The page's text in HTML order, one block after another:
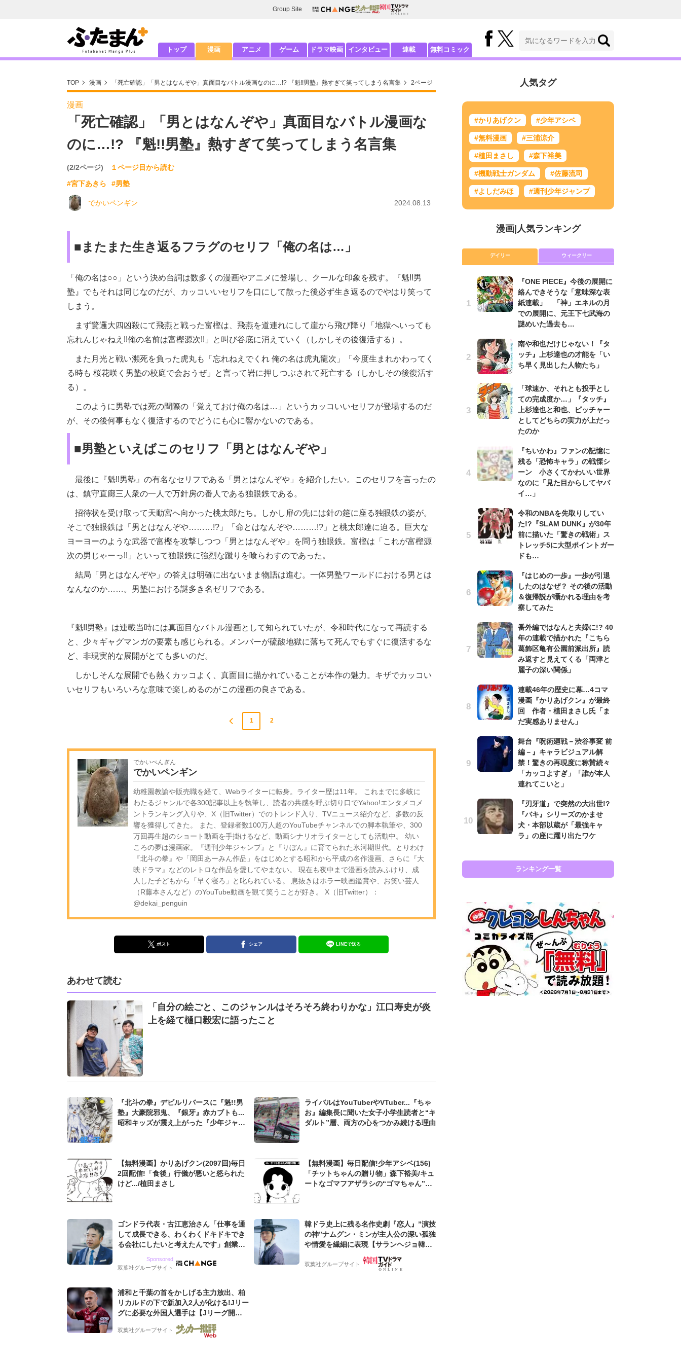
Group Site
トップ 漫画 アニメ ゲーム ドラマ映画 インタビュー 連載 無料コミック
TOP 漫画 「死亡確認」「男とはなんぞや」真面目なバトル漫画なのに…!? 『魁!!男塾』熱すぎて笑ってしまう名言集 2ページ
漫画
「死亡確認」「男とはなんぞや」真面目なバトル漫画な
のに…!? 『魁!!男塾』熱すぎて笑ってしまう名言集
(2/2ページ)
１ページ目から読む
#宮下あきら
#男塾
でかいペンギン 2024.08.13
■またまた生き返るフラグのセリフ「俺の名は…」
「俺の名は○○」という決め台詞は数多くの漫画やアニメに登場し、クールな印象を残す。『魁!!男
塾』でもそれは同じなのだが、カッコいいセリフを口にして散った後必ず生き返るのでやはり笑って
しまう。
まず驚邏大四凶殺にて飛燕と戦った富樫は、飛燕を道連れにして崖から飛び降り「地獄へいっても
忘れんじゃねえ!!俺の名前は富樫源次!!」と叫び谷底に消えていく（しかしその後復活する）。
また月光と戦い瀕死を負った虎丸も「忘れねえでくれ 俺の名は虎丸龍次」「今度生まれかわってく
る時も 桜花咲く男塾の校庭で会おうぜ」と言って岩に押しつぶされて死亡する（しかしその後復活す
る）。
このように男塾では死の間際の「覚えておけ俺の名は…」というカッコいいセリフが登場するのだ
が、その後何事もなく復活するのでどうにも心に響かないのである。
■男塾といえばこのセリフ「男とはなんぞや」
最後に『魁!!男塾』の有名なセリフである「男とはなんぞや」を紹介したい。このセリフを言ったの
は、鎮守直廊三人衆の一人で万針房の番人である独眼鉄である。
招待状を受け取って天動宮へ向かった桃太郎たち。しかし扉の先には針の筵に座る独眼鉄の姿が。
そこで独眼鉄は「男とはなんぞや………!?」「命とはなんぞや………!?」と桃太郎達に迫る。巨大な
ヨーヨーのような武器で富樫を攻撃しつつ「男とはなんぞや」を問う独眼鉄。富樫は「これが富樫源
次の男じゃーっ!!」といって独眼鉄に強烈な蹴りを喰らわすのであった。
結局「男とはなんぞや」の答えは明確に出ないまま物語は進む。一体男塾ワールドにおける男とは
なんなのか……。男塾における謎多き名ゼリフである。
『魁!!男塾』は連載当時には真面目なバトル漫画として知られていたが、令和時代になって再読する
と、少々ギャグマンガの要素も感じられる。メンバーが硫酸地獄に落ちて死んでもすぐに復活するな
ど、非現実的な展開がとても多いのだ。
しかしそんな展開でも熱くカッコよく、真面目に描かれていることが本作の魅力。キザでカッコい
いセリフもいろいろな意味で楽しめるのがこの漫画の良さである。
1 2
でかいぺんぎん
でかいペンギン
幼稚園教諭や販売職を経て、Webライターに転身。ライター歴は11年。 これまでに多岐に
わたるジャンルで各300記事以上を執筆し、読者の共感を呼ぶ切り口でYahoo!エンタメコメ
ントランキング入りや、X（旧Twitter）でのトレンド入り、TVニュース紹介など、多数の反
響を獲得してきた。 また、登録者数100万人超のYouTubeチャンネルでの脚本執筆や、300
万回再生超のショート動画を手掛けるなど、動画シナリオライターとしても活動中。 幼い
ころの夢は漫画家。『週刊少年ジャンプ』と『りぼん』に育てられた氷河期世代。とりわけ
『北斗の拳』や「岡田あーみん作品」をはじめとする昭和から平成の名作漫画、さらに『大
映ドラマ』などのレトロな作品を愛してやまない。 現在も夜中まで漫画を読みふけり、成
人した子どもから「早く寝ろ」と叱られている。 息抜きはホラー映画鑑賞や、お笑い芸人
（R藤本さんなど）のYouTube動画を観て笑うことが好き。 X（旧Twitter）：
@dekai_penguin
ポスト シェア LINEで送る
あわせて読む
「自分の絵ごと、このジャンルはそろそろ終わりかな」江口寿史が炎
上を経て樋口毅宏に語ったこと
『北斗の拳』デビルリバースに『魁!!男
塾』大豪院邪鬼、『銀牙』赤カブトも...
昭和キッズが震え上がった『少年ジャン
ライバルはYouTuberやVTuber...『ちゃ
お』編集長に聞いた女子小学生読者と“キ
ダルト”層、両方の心をつかみ続ける理由
【無料漫画】かりあげクン(2097回)毎日
2回配信!「食後」行儀が悪いと怒られた
けど.../植田まさし
【無料漫画】毎日配信!少年アシベ(156)
「チットちゃんの贈り物」森下裕美/キュ
ートなゴマフアザラシの“ゴマちゃん”を
ゴンドラ代表・古江恵治さん「仕事を通
して成長できる、わくわくドキドキでき
る会社にしたいと考えたんです」創業来
グ会社のアイデンティティ
Sponsored
双葉社グループサイト
韓ドラ史上に残る名作史劇『恋人』”演技
の神”ナムグン・ミンが主人公の深い孤独
や情愛を繊細に表現【サランヘジョ韓ド
双葉社グループサイト
浦和と千葉の首をかしげる主力放出、柏
リカルドの下で新加入2人が化ける!Jリー
グに必要な外国人選手は【Jリーグ開幕
「初めての秋春制」の大激論】(4)
双葉社グループサイト
人気タグ
#かりあげクン #少年アシベ
#無料漫画 #三浦涼介
#植田まさし #森下裕美
#機動戦士ガンダム #佐藤流司
#よしだみほ #週刊少年ジャンプ
漫画| 人気ランキング
デイリー ウィークリー
『ONE PIECE』今後の展開に
絡んできそうな「意味深な表
紙連載」 「神」エネルの月
での展開に、元王下七武海の
謎めいた過去も…
南や和也だけじゃない！『タ
ッチ』上杉達也の才能を「い
ち早く見出した人物たち」
「球速か、それとも投手とし
ての完成度か…」『タッチ』
上杉達也と和也、ピッチャー
としてどちらの実力が上だっ
たのか
『ちいかわ』ファンの記憶に
残る「恐怖キャラ」の戦慄シ
ーン 小さくてかわいい世界
なのに「見た目からしてヤバ
イ…」
令和のNBAを先取りしてい
た!?『SLAM DUNK』が30年
前に描いた「驚きの戦術」ス
トレッチ5に大型ポイントガー
ドも…
『はじめの一歩』一歩が引退
したのはなぜ？ その後の活動
＆復帰説が囁かれる理由を考
察してみた
番外編ではなんと夫婦に!? 40
年の連載で描かれた『こちら
葛飾区亀有公園前派出所』読
み返すと見えてくる「両津と
麗子の深い関係」
連載46年の歴史に幕…4コマ
漫画『かりあげクン』が最終
回 作者・植田まさし氏「ま
だ実感ありません」
舞台『呪術廻戦－渋谷事変 前
編－』キャラビジュアル解
禁！驚きの再現度に称賛続々
「カッコよすぎ」「誰が本人
連れてこいと」
『刃牙道』で突然の大出世!?
『バキ』シリーズのかませ
犬・本部以蔵が「最強キャ
ラ」の座に躍り出たワケ
ランキング一覧